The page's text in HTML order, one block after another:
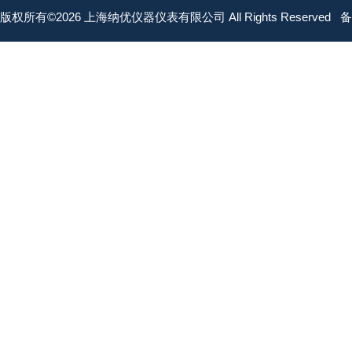
版权所有©2026 上海纳优仪器仪表有限公司 All Rights Reserved